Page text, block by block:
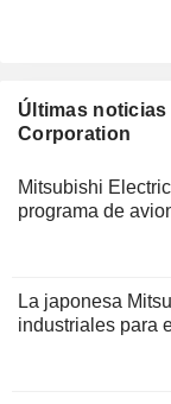
Últimas
Corporation
Mitsubishi
programa de
La japonesa
industriales para